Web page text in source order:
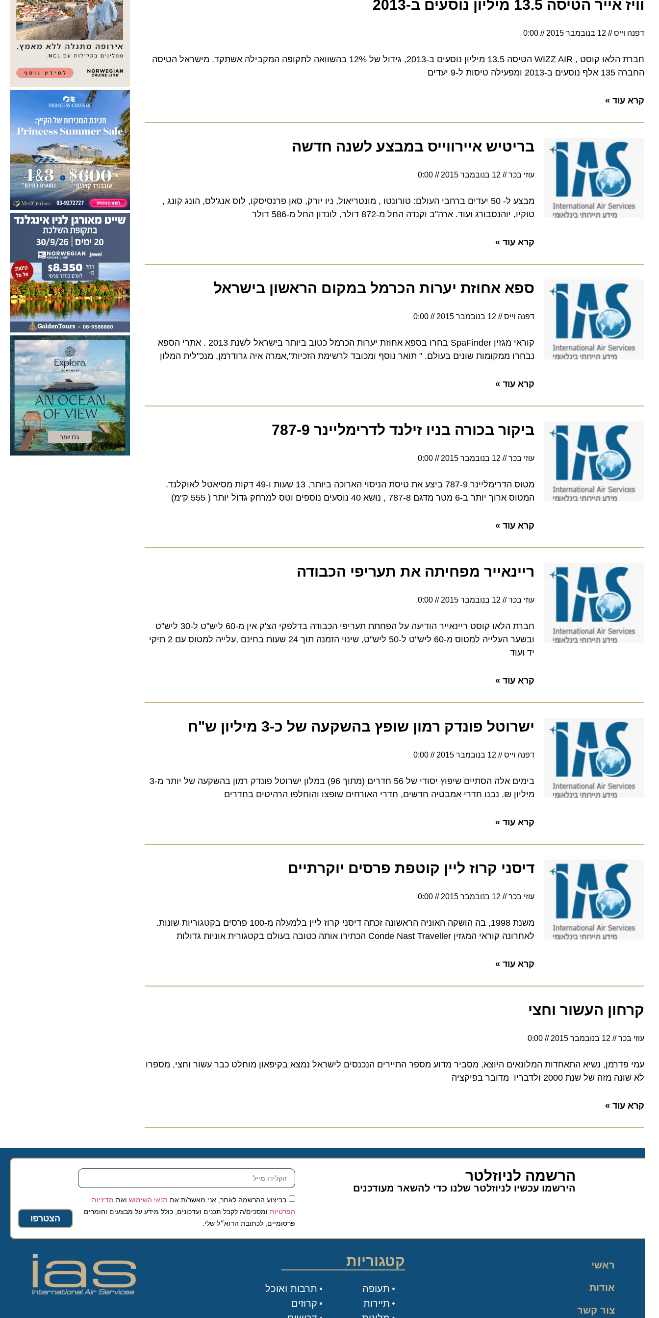
וויז אייר הטיסה 13.5 מיליון נוסעים ב-2013
דפנה וייס 12 בנובמבר 2015 0:00
חברת הלאו קוסט , WIZZ AIR הטיסה 13.5 מיליון נוסעים ב-2013, גידול של 12% בהשוואה לתקופה המקבילה אשתקד. מישראל הטיסה
החברה 135 אלף נוסעים ב-2013 ומפעילה טיסות ל-9 יעדים
קרא עוד »
בריטיש איירווייס במבצע לשנה חדשה
עוזי בכר 12 בנובמבר 2015 0:00
מבצע ל- 50 יעדים ברחבי העולם: טורונטו , מונטריאול, ניו יורק, סאן פרנסיסקו, לוס אנג'לס, הונג קונג ,
טוקיו, יוהנסבורג ועוד. ארה"ב וקנדה החל מ-872 דולר, לונדון החל מ-586 דולר
קרא עוד »
ספא אחוזת יערות הכרמל במקום הראשון בישראל
דפנה וייס 12 בנובמבר 2015 0:00
קוראי מגזין SpaFinder בחרו בספא אחוזת יערות הכרמל כטוב ביותר בישראל לשנת 2013 . אתרי הספא
נבחרו ממקומות שונים בעולם. " תואר נוסף ומכובד לרשימת הזכיות",אמרה איה גרודרמן, מנכ"לית המלון
קרא עוד »
ביקור בכורה בניו זילנד לדרימליינר 787-9
עוזי בכר 12 בנובמבר 2015 0:00
מטוס הדרימליינר 787-9 ביצע את טיסת הניסוי הארוכה ביותר, 13 שעות ו-49 דקות מסיאטל לאוקלנד.
המטוס ארוך יותר ב-6 מטר מדגם 787-8 , נושא 40 נוסעים נוספים וטס למרחק גדול יותר ( 555 ק"מ)
קרא עוד »
ריינאייר מפחיתה את תעריפי הכבודה
עוזי בכר 12 בנובמבר 2015 0:00
חברת הלאו קוסט ריינאייר הודיעה על הפחתת תעריפי הכבודה בדלפקי הצ'ק אין מ-60 ליש"ט ל-30 ליש"ט
ובשער העלייה למטוס מ-60 ליש"ט ל-50 ליש"ט, שינוי הזמנה תוך 24 שעות בחינם ,עלייה למטוס עם 2 תיקי
יד ועוד
קרא עוד »
ישרוטל פונדק רמון שופץ בהשקעה של כ-3 מיליון ש"ח
דפנה וייס 12 בנובמבר 2015 0:00
בימים אלה הסתיים שיפוץ יסודי של 56 חדרים (מתוך 96) במלון ישרוטל פונדק רמון בהשקעה של יותר מ-3
מיליון ₪. נבנו חדרי אמבטיה חדשים, חדרי האורחים שופצו והוחלפו הרהיטים בחדרים
קרא עוד »
דיסני קרוז ליין קוטפת פרסים יוקרתיים
עוזי בכר 12 בנובמבר 2015 0:00
משנת 1998, בה הושקה האוניה הראשונה זכתה דיסני קרוז ליין בלמעלה מ-100 פרסים בקטגוריות שונות.
לאחרונה קוראי המגזין Conde Nast Traveller הכתירו אותה כטובה בעולם בקטגורית אוניות גדולות
קרא עוד »
קרחון העשור וחצי
עוזי בכר 12 בנובמבר 2015 0:00
עמי פדרמן, נשיא התאחדות המלונאים היוצא, מסביר מדוע מספר התיירים הנכנסים לישראל נמצא בקיפאון מוחלט כבר עשור וחצי, מספרו
לא שונה מזה של שנת 2000 ולדבריו מדובר בפיקציה
קרא עוד »
הרשמה לניוזלטר
הירשמו עכשיו לניוזלטר שלנו כדי להשאר מעודכנים
בביצוע ההרשמה לאתר, אני מאשר/ת אתתנאי השימושואת מדיניות
הפרטיותומסכים/ה לקבל תכנים ועדכונים, כולל מידע על מבצעים וחומרים
פרסומיים, לכתובת הדוא״ל שלי.
הצטרפו
ראשי
אודות
צור קשר
קטגוריות
תעופה
תיירות
תרבות ואוכל
קרוזים